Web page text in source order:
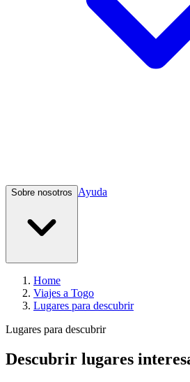
Sobre nosotros Ayuda
Home
Viajes a Togo
Lugares para descubrir
Lugares para descubrir
Descubrir lugares